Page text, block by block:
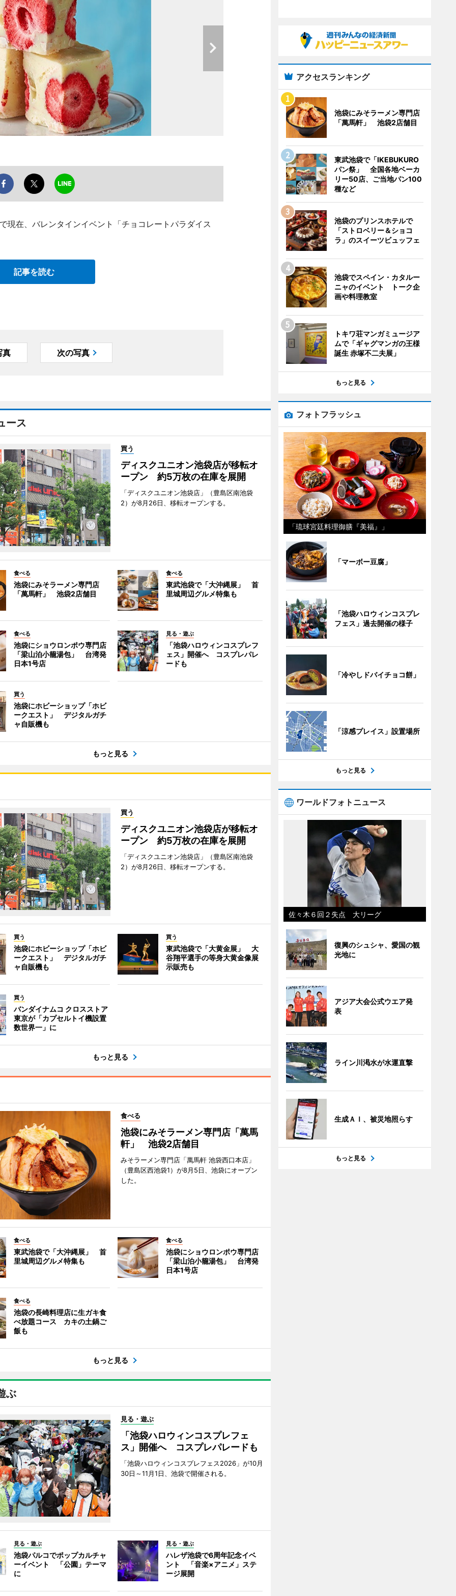
現在、バレンタインイベント「チョコレートパラダイス
記事を読む
真 次の写真
ース
買う
ディスクユニオン池袋店が移転オ
ープン 約5万枚の在庫を展開
「ディスクユニオン池袋店」（豊島区南池袋
2）が8月26日、移転オープンする。
食べる
池袋にみそラーメン専門店
「萬馬軒」 池袋2店舗目
食べる
東武池袋で「大沖縄展」 首
里城周辺グルメ特集も
食べる
池袋にショウロンポウ専門店
「梁山泊小籠湯包」 台湾発
日本1号店
見る・遊ぶ
「池袋ハロウィンコスプレフ
ェス」開催へ コスプレパレ
ードも
買う
池袋にホビーショップ「ホビ
ークエスト」 デジタルガチ
ャ自販機も
もっと見る
買う
ディスクユニオン池袋店が移転オ
ープン 約5万枚の在庫を展開
「ディスクユニオン池袋店」（豊島区南池袋
2）が8月26日、移転オープンする。
買う
池袋にホビーショップ「ホビ
ークエスト」 デジタルガチ
ャ自販機も
買う
東武池袋で「大黄金展」 大
谷翔平選手の等身大黄金像展
示販売も
買う
バンダイナムコ クロスストア
東京が「カプセルトイ機設置
数世界一」に
もっと見る
食べる
池袋にみそラーメン専門店「萬馬
軒」 池袋2店舗目
みそラーメン専門店「萬馬軒 池袋西口本店」
（豊島区西池袋1）が8月5日、池袋にオープン
した。
食べる
東武池袋で「大沖縄展」 首
里城周辺グルメ特集も
食べる
池袋にショウロンポウ専門店
「梁山泊小籠湯包」 台湾発
日本1号店
食べる
池袋の長崎料理店に生ガキ食
べ放題コース カキの土鍋ご
飯も
もっと見る
ぶ
見る・遊ぶ
「池袋ハロウィンコスプレフェ
ス」開催へ コスプレパレードも
「池袋ハロウィンコスプレフェス2026」が10月
30日～11月1日、池袋で開催される。
見る・遊ぶ
池袋パルコでポップカルチャ
ーイベント 「公園」テーマ
に
見る・遊ぶ
ハレザ池袋で6周年記念イベ
ント 「音楽×アニメ」ステ
ージ展開
アクセスランキング
池袋にみそラーメン専門店
「萬馬軒」 池袋2店舗目
東武池袋で「IKEBUKURO
パン祭」 全国各地ベーカ
リー50店、ご当地パン100
種など
池袋のプリンスホテルで
「ストロベリー＆ショコ
ラ」のスイーツビュッフェ
池袋でスペイン・カタルー
ニャのイベント トーク企
画や料理教室
トキワ荘マンガミュージア
ムで「ギャグマンガの王様
誕生 赤塚不二夫展」
もっと見る
フォトフラッシュ
「琉球宮廷料理御膳『美福』」
「マーボー豆腐」
「池袋ハロウィンコスプレ
フェス」過去開催の様子
「冷やしドバイチョコ餅」
「涼感プレイス」設置場所
もっと見る
ワールドフォトニュース
佐々木６回２失点 大リーグ
復興のシュシャ、愛国の観
光地に
アジア大会公式ウエア発
表
ライン川渇水が水運直撃
生成ＡＩ、被災地照らす
もっと見る